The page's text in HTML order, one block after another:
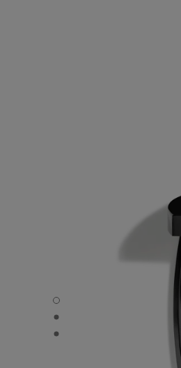
JOUES CONTRASTE - Vista
JOUES CONTRASTE - Vista
JOUES CONTRASTE - Vista